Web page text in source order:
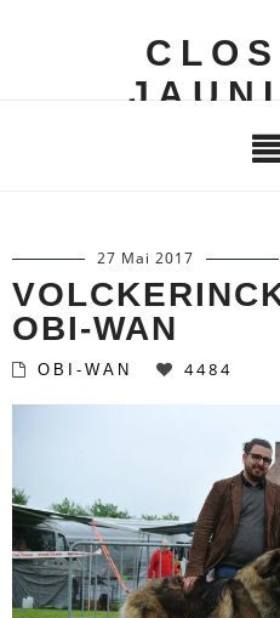
27 Mai 2017
OBI-WAN
OBI-WAN 4484